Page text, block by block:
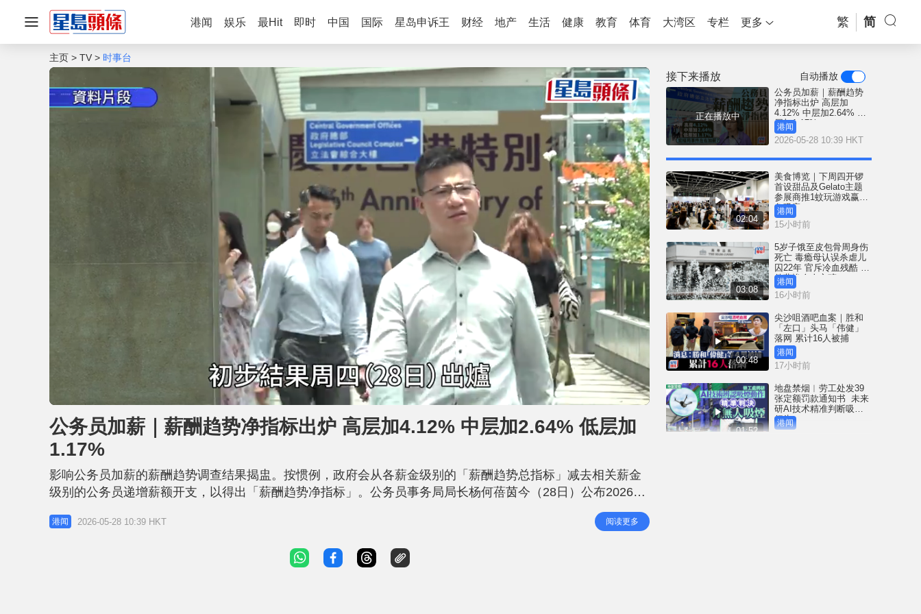
港闻 娱乐 最Hit 即时 中国 国际 星岛申诉王 财经 地产 生活 健康 教育 体育 大湾区 专栏 更多 繁 简
主页 TV 时事台
n
u
t
e
o
d
e
d
:
7
%
公务员加薪｜薪酬趋势净指标出炉 高层加4.12% 中层加2.64% 低层加
1.17%
影响公务员加薪的薪酬趋势调查结果揭盅。按惯例，政府会从各薪金级别的「薪酬趋势总指标」减去相关薪金
级别的公务员递增薪额开支，以得出「薪酬趋势净指标」。公务员事务局局长杨何蓓茵今（28日）公布2026年
薪酬趋势调查初步结果。 薪酬趋势净指标：高层4.12%、中层2.64%、低层1.17% 杨何蓓茵表示，按调查结果
计算所得的薪酬趋势净指标，绝非政府本年度的公务员加薪建议；待行政会议按现行机制考虑六大因素
港闻 2026-05-28 10:39 HKT 阅读更多
接下来播放 自动播放
正在播放中
公务员加薪｜薪酬趋势
净指标出炉 高层加
4.12% 中层加2.64% 低
层加1.17%
港闻
2026-05-28 10:39 HKT
02:04
美食博览｜下周四开锣
首设甜品及Gelato主题
参展商推1蚊玩游戏赢鲍
鱼吸客
港闻
15小时前
03:08
5岁子饿至皮包骨周身伤
死亡 毒瘾母认误杀虐儿
囚22年 官斥冷血残酷 案
件悲惨令人心碎
港闻
16小时前
00:48
尖沙咀酒吧血案｜胜和
「左口」头马「伟健」
落网 累计16人被捕
港闻
17小时前
01:52
地盘禁烟︱劳工处发39
张定额罚款通知书 未来
研AI技术精准判断吸烟
行为
港闻